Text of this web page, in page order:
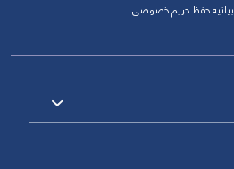
بیانیه حفظ حریم خصوصی